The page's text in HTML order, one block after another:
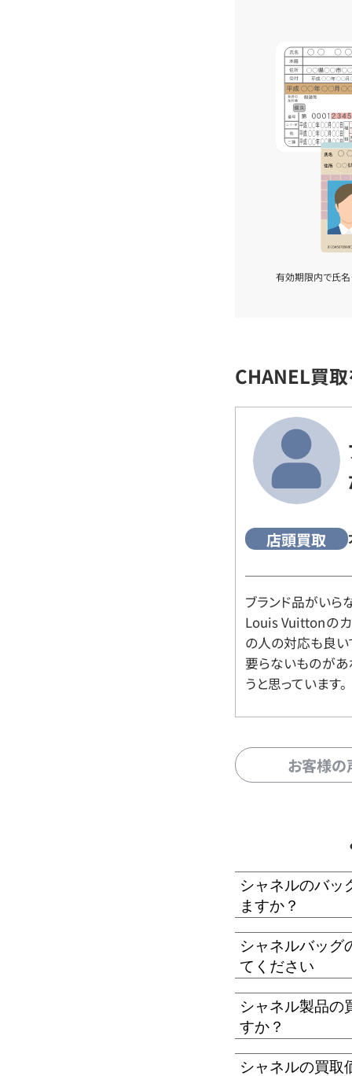
有効期限内で氏名
CHANEL買
店頭買取
ブランド品がいら
Louis Vuittonの
の人の対応も良い
要らないものがあ
うと思っています。
お客様
シャネルのバッ
ますか？
シャネルバッグ
てください
シャネル製品の
すか？
シャネルの買取